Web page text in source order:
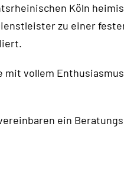
Köln
zu einer
vollem
ein